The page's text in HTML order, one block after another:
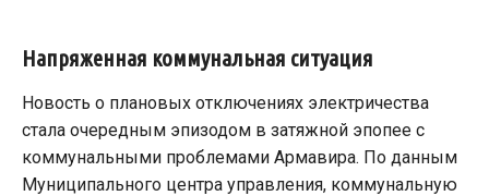
Напряженная коммунальная ситуация
Новость о плановых отключениях электричества
стала очередным эпизодом в затяжной эпопее с
коммунальными проблемами Армавира. По данным
Муниципального центра управления, коммунальную